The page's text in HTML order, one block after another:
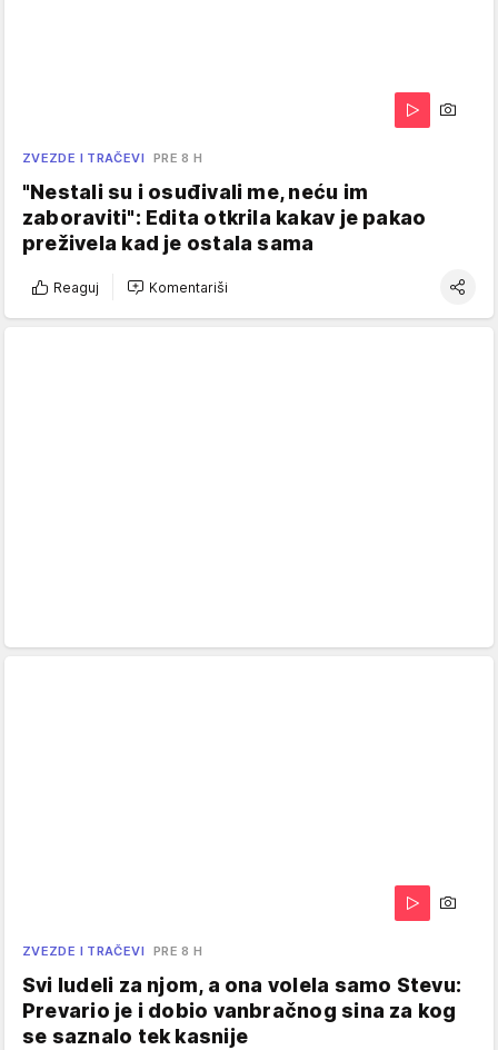
ZVEZDE I TRAČEVI PRE 8 H
"Nestali su i osuđivali me, neću im
zaboraviti": Edita otkrila kakav je pakao
preživela kad je ostala sama
Reaguj Komentariši
ZVEZDE I TRAČEVI PRE 8 H
Svi ludeli za njom, a ona volela samo Stevu:
Prevario je i dobio vanbračnog sina za kog
se saznalo tek kasnije